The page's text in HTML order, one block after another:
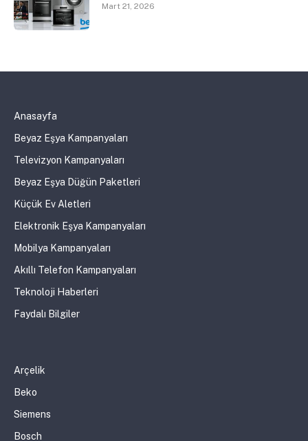
Mart 21, 2026
Anasayfa
Beyaz Eşya Kampanyaları
Televizyon Kampanyaları
Beyaz Eşya Düğün Paketleri
Küçük Ev Aletleri
Elektronik Eşya Kampanyaları
Mobilya Kampanyaları
Akıllı Telefon Kampanyaları
Teknoloji Haberleri
Faydalı Bilgiler
Arçelik
Beko
Siemens
Bosch